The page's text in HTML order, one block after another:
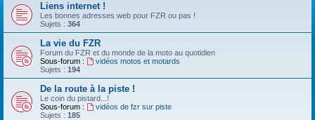
Liens internet !
Les bonnes adresses web pour FZR ou pas !
Sujets : 364
La vie du FZR
Forum du FZR et du monde de la moto au quotidien
Sous-forum :
vidéos motos et motards
Sujets : 194
De la route à la piste !
Le coin du pistard...!
Sous-forum :
vidéos de fzr sur piste
Sujets : 185